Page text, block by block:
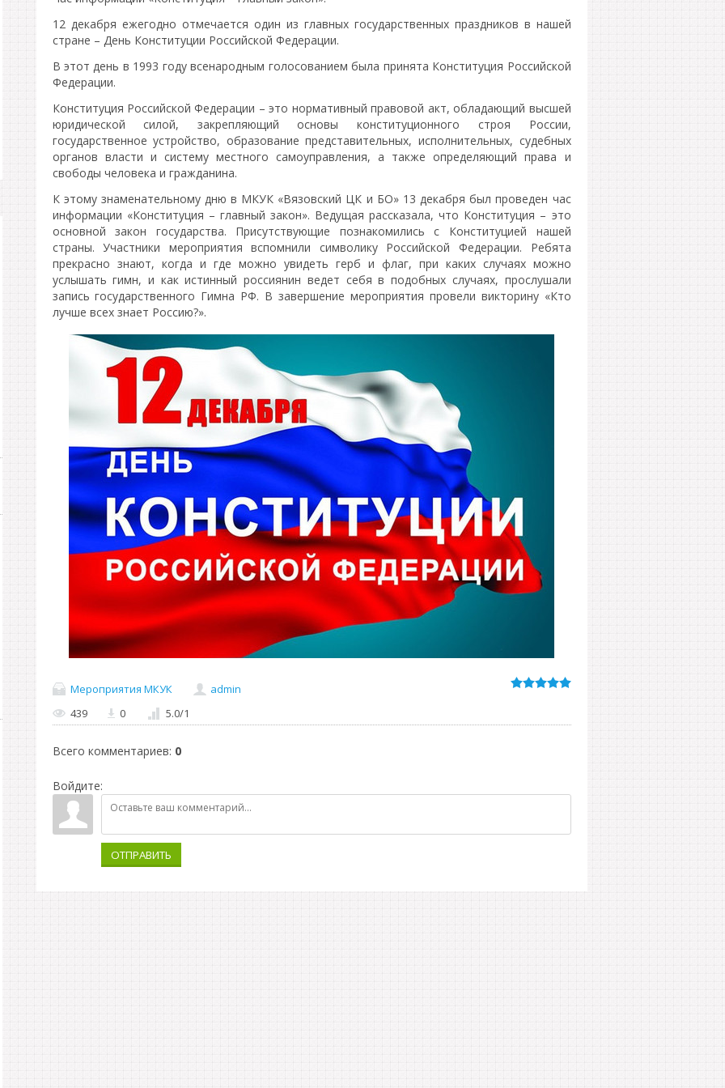
12 декабря ежегодно отмечается один из главных государственных праздников в нашей
стране – День Конституции Российской Федерации.
В этот день в 1993 году всенародным голосованием была принята Конституция Российской
Федерации.
Конституция Российской Федерации – это нормативный правовой акт, обладающий высшей
юридической силой, закрепляющий основы конституционного строя России,
государственное устройство, образование представительных, исполнительных, судебных
органов власти и систему местного самоуправления, а также определяющий права и
свободы человека и гражданина.
К этому знаменательному дню в МКУК «Вязовский ЦК и БО» 13 декабря был проведен час
информации «Конституция – главный закон». Ведущая рассказала, что Конституция – это
основной закон государства. Присутствующие познакомились с Конституцией нашей
страны. Участники мероприятия вспомнили символику Российской Федерации. Ребята
прекрасно знают, когда и где можно увидеть герб и флаг, при каких случаях можно
услышать гимн, и как истинный россиянин ведет себя в подобных случаях, прослушали
запись государственного Гимна РФ. В завершение мероприятия провели викторину «Кто
лучше всех знает Россию?».
Мероприятия МКУК
admin
439
0 5.0/1
Всего комментариев: 0
Войдите:
ОТПРАВИТЬ